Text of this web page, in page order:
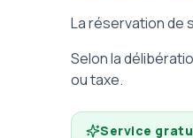
La réservation de
Selon la
ou taxe.
Service